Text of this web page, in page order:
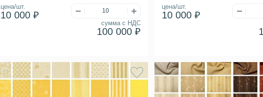
цена/шт.
10 000 ₽
сумма с НДС
100 000 ₽
цена/шт.
10 000 ₽